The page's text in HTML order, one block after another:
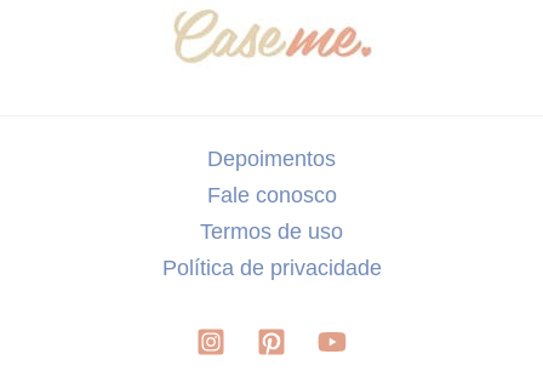
Depoimentos
Fale conosco
Termos de uso
Política de privacidade